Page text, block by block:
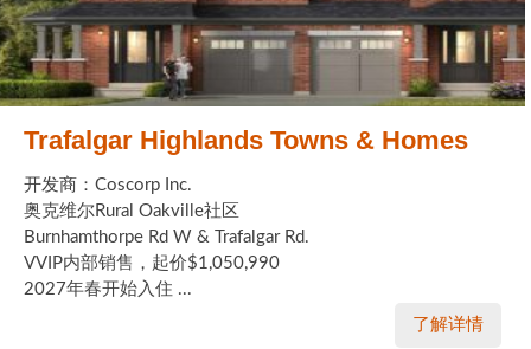
Trafalgar Highlands Towns & Homes
开发商：Coscorp Inc.
奥克维尔Rural Oakville社区
Burnhamthorpe Rd W & Trafalgar Rd.
VVIP内部销售，起价$1,050,990
2027年春开始入住 ...
了解详情